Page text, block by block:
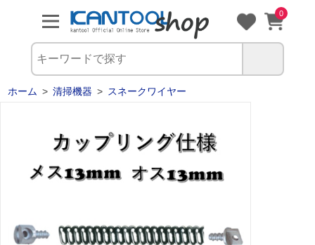
0
ホーム > 清掃機器 > スネークワイヤー